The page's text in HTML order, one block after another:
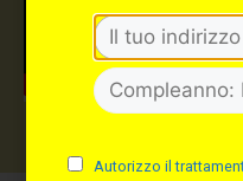
Autorizzo il